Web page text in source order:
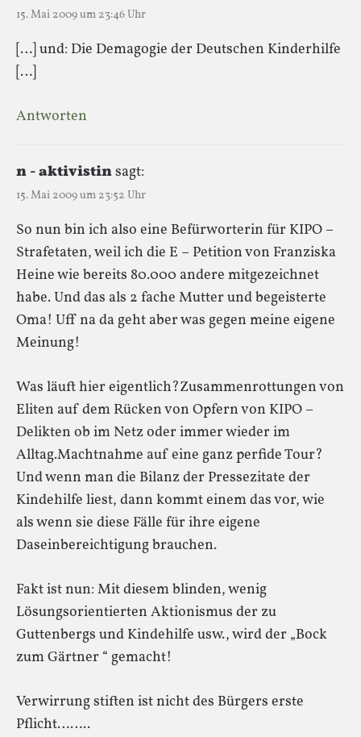
15. Mai 2009 um 23:46 Uhr
[…] und: Die Demagogie der Deutschen Kinderhilfe
[…]
Antworten
n - aktivistinsagt:
15. Mai 2009 um 23:52 Uhr
So nun bin ich also eine Befürworterin für KIPO –
Strafetaten, weil ich die E – Petition von Franziska
Heine wie bereits 80.000 andere mitgezeichnet
habe. Und das als 2 fache Mutter und begeisterte
Oma! Uff na da geht aber was gegen meine eigene
Meinung!
Was läuft hier eigentlich?Zusammenrottungen von
Eliten auf dem Rücken von Opfern von KIPO –
Delikten ob im Netz oder immer wieder im
Alltag.Machtnahme auf eine ganz perfide Tour?
Und wenn man die Bilanz der Pressezitate der
Kindehilfe liest, dann kommt einem das vor, wie
als wenn sie diese Fälle für ihre eigene
Daseinbereichtigung brauchen.
Fakt ist nun: Mit diesem blinden, wenig
Lösungsorientierten Aktionismus der zu
Guttenbergs und Kindehilfe usw., wird der „Bock
zum Gärtner “ gemacht!
Verwirrung stiften ist nicht des Bürgers erste
Pflicht……..